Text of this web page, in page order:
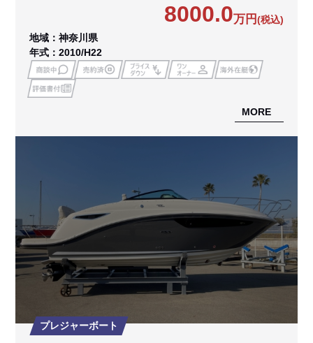
8000.0万円(税込)
地域：神奈川県
年式：2010/H22
MORE
プレジャーボート